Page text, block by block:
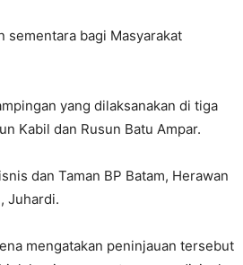
sementara bagi Masyarakat
yang dilaksanakan di tiga
Kabil dan Rusun Batu Ampar.
dan Taman BP Batam, Herawan
Juhardi.
mengatakan peninjauan tersebut